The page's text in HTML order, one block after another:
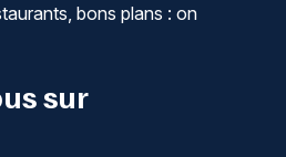
bons plans : on
sur